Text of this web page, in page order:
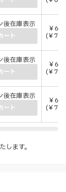
後在庫表示
ート
￥
(￥
後在庫表示
ート
￥
(￥
後在庫表示
ート
￥
(￥
ます。